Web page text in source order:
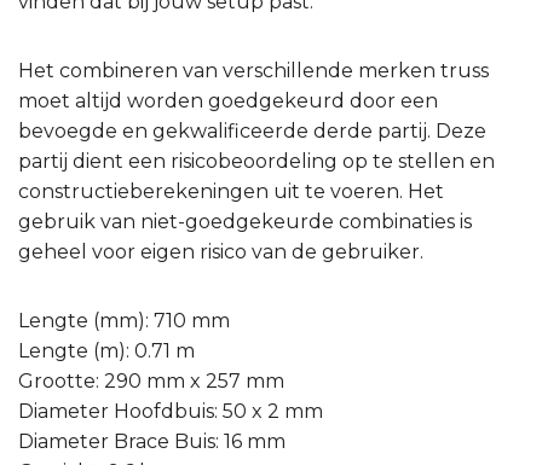
Het combineren van verschillende merken truss
moet altijd worden goedgekeurd door een
bevoegde en gekwalificeerde derde partij. Deze
partij dient een risicobeoordeling op te stellen en
constructieberekeningen uit te voeren. Het
gebruik van niet-goedgekeurde combinaties is
geheel voor eigen risico van de gebruiker.
Lengte (mm): 710 mm
Lengte (m): 0.71 m
Grootte: 290 mm x 257 mm
Diameter Hoofdbuis: 50 x 2 mm
Diameter Brace Buis: 16 mm